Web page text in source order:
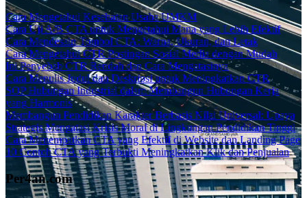
Cara Mengetahui Kesehatan Usaha UMKM
Cara Uji A/B CTA untuk Mengetahui Mana yang Lebih Efektif
Cara Mendesain Tombol CTA: Warna, Ukuran, dan Letak
Cara Mengetahui CTR Postingan Sosial Media dengan Mudah
Ini Penyebab CTR Rendah dan Cara Mengatasinya
Cara Menulis Judul dan Deskripsi untuk Meningkatkan CTR
SOP Hubungan Industrial dalam Membangun Hubungan Kerja
yang Harmonis
Membangun Pendidikan Karakter Berbasis Nilai Universal: Upaya
Strategis Mengatasi Krisis Moral di Lingkungan Pendidikan Tinggi
Cara Menempatkan CTA yang Efektif di Website dan Landing Page
10 Contoh CTA yang Terbukti Meningkatkan Klik dan Penjualan
Per4an.com